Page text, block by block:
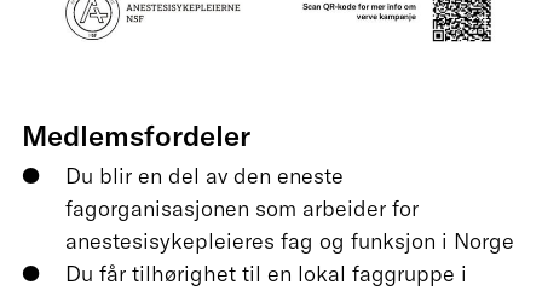
Medlemsfordeler
Du blir en del av den eneste
fagorganisasjonen som arbeider for
anestesisykepleieres fag og funksjon i Norge
Du får tilhørighet til en lokal faggruppe i